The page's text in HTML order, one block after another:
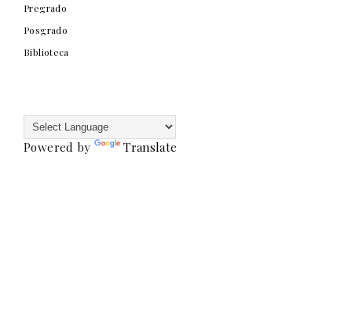
Pregrado
Posgrado
Biblioteca
Powered by Translate